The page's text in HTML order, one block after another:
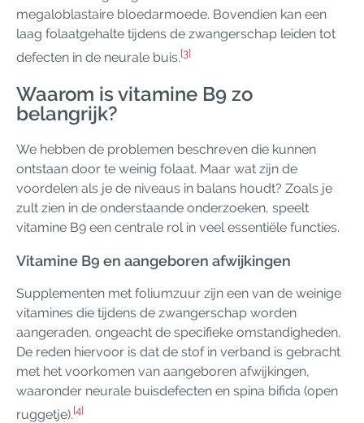
megaloblastaire bloedarmoede. Bovendien kan een
laag folaatgehalte tijdens de zwangerschap leiden tot
defecten in de neurale buis.[3]
Waarom is vitamine B9 zo
belangrijk?
We hebben de problemen beschreven die kunnen
ontstaan door te weinig folaat. Maar wat zijn de
voordelen als je de niveaus in balans houdt? Zoals je
zult zien in de onderstaande onderzoeken, speelt
vitamine B9 een centrale rol in veel essentiële functies.
Vitamine B9 en aangeboren afwijkingen
Supplementen met foliumzuur zijn een van de weinige
vitamines die tijdens de zwangerschap worden
aangeraden, ongeacht de specifieke omstandigheden.
De reden hiervoor is dat de stof in verband is gebracht
met het voorkomen van aangeboren afwijkingen,
waaronder neurale buisdefecten en spina bifida (open
ruggetje).[4]